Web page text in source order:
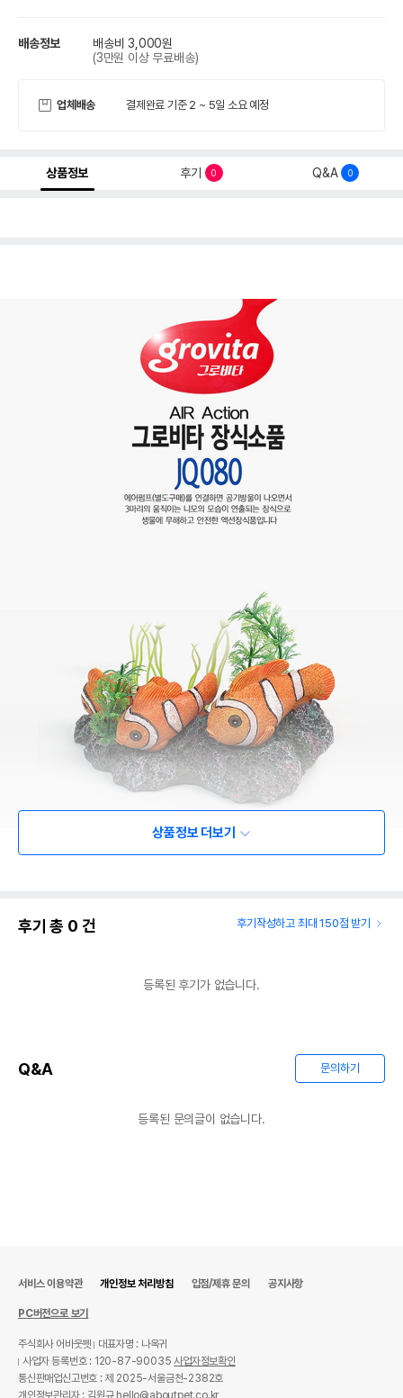
배송정보
배송비 3,000원
(3만원 이상 무료배송)
업체배송 결제완료 기준 2 ~ 5일 소요 예정
상품정보 후기 0 Q&A 0
상품정보 더보기
후기 총 0 건 후기작성하고 최대 150점 받기
등록된 후기가 없습니다.
Q&A 문의하기
등록된 문의글이 없습니다.
서비스 이용약관 개인정보 처리방침 입점/제휴 문의 공지사항
PC버전으로 보기
주식회사 어바웃펫
대표자명 : 나옥귀
사업자 등록번호 : 120-87-90035사업자정보확인
통신판매업신고번호 : 제 2025-서울금천-2382호
개인정보관리자 : 김원규 hello@aboutpet.co.kr